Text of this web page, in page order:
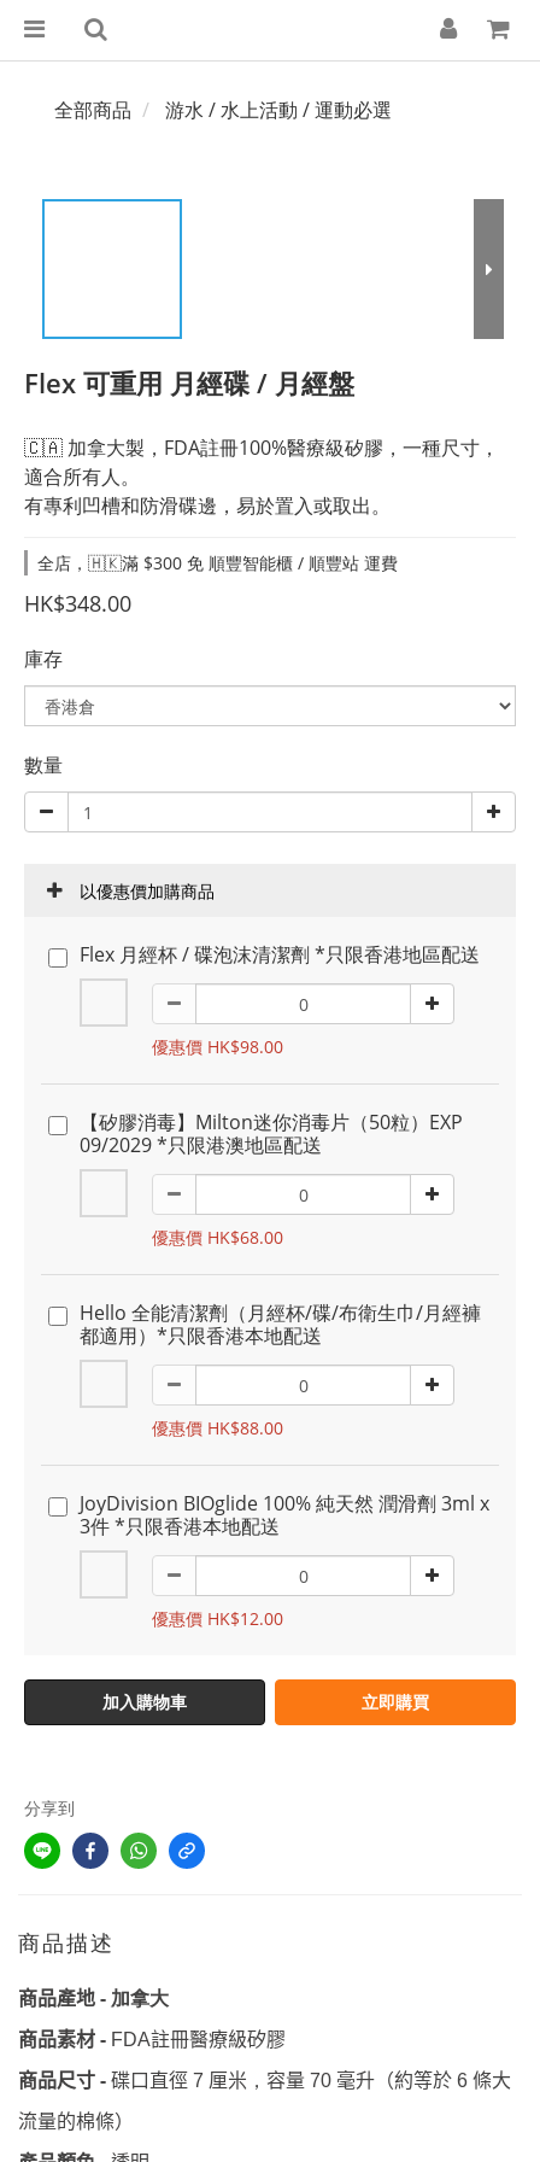
全部商品 游水 / 水上活動 / 運動必選
Flex 可重用 月經碟 / 月經盤
🇨🇦 加拿大製，FDA註冊100%醫療級矽膠，一種尺寸，
適合所有人。
有專利凹槽和防滑碟邊，易於置入或取出。
全店，🇭🇰滿 $300 免 順豐智能櫃 / 順豐站 運費
HK$348.00
庫存
數量
以優惠價加購商品
Flex 月經杯 / 碟泡沫清潔劑 *只限香港地區配送
優惠價 HK$98.00
【矽膠消毒】Milton迷你消毒片（50粒）EXP
09/2029 *只限港澳地區配送
優惠價 HK$68.00
Hello 全能清潔劑（月經杯/碟/布衛生巾/月經褲
都適用）*只限香港本地配送
優惠價 HK$88.00
JoyDivision BIOglide 100% 純天然 潤滑劑 3ml x
3件 *只限香港本地配送
優惠價 HK$12.00
加入購物車 立即購買
分享到
商品描述
商品產地 - 加拿大
商品素材 - FDA註冊醫療級矽膠
商品尺寸 - 碟口直徑 7 厘米 ， 容量 70 毫升（約等於 6 條大
流量的棉條）